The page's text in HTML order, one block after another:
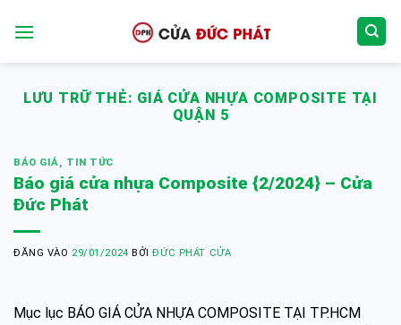
qua
LƯU TRỮ THẺ: GIÁ CỬA NHỰA COMPOSITE TẠI
QUẬN 5
BÁO GIÁ, TIN TỨC
Báo giá cửa nhựa Composite {2/2024} – Cửa
Đức Phát
ĐĂNG VÀO 29/01/2024 BỞIĐỨC PHÁT CỬA
Mục lục BÁO GIÁ CỬA NHỰA COMPOSITE TẠI TP.HCM